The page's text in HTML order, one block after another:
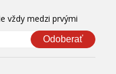
vždy medzi prvými
Odoberať